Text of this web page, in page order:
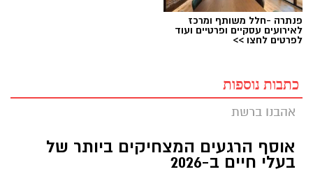
פנתרה -חלל משותף ומרכז
לאירועים עסקיים ופרטיים ועוד
לפרטים לחצו >>
כתבות נוספות
אהבנו ברשת
אוסף הרגעים המצחיקים ביותר של
בעלי חיים ב-2026